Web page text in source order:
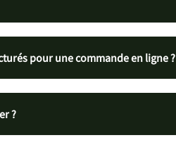
pour une commande en ligne ?
?